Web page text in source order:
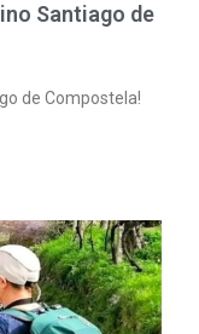
Santiago de
de Compostela!